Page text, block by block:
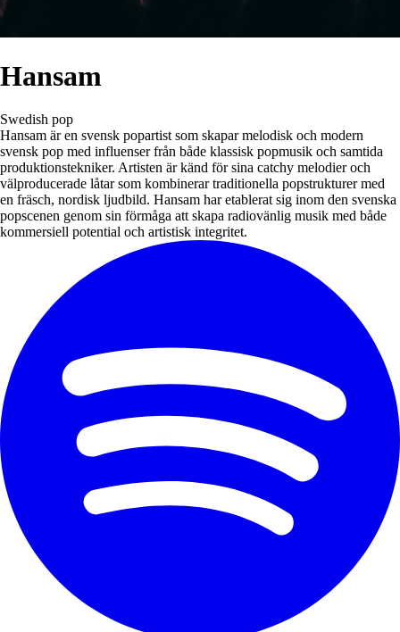
Hansam
Swedish pop
Hansam är en svensk popartist som skapar melodisk och modern
svensk pop med influenser från både klassisk popmusik och samtida
produktionstekniker. Artisten är känd för sina catchy melodier och
välproducerade låtar som kombinerar traditionella popstrukturer med
en fräsch, nordisk ljudbild. Hansam har etablerat sig inom den svenska
popscenen genom sin förmåga att skapa radiovänlig musik med både
kommersiell potential och artistisk integritet.